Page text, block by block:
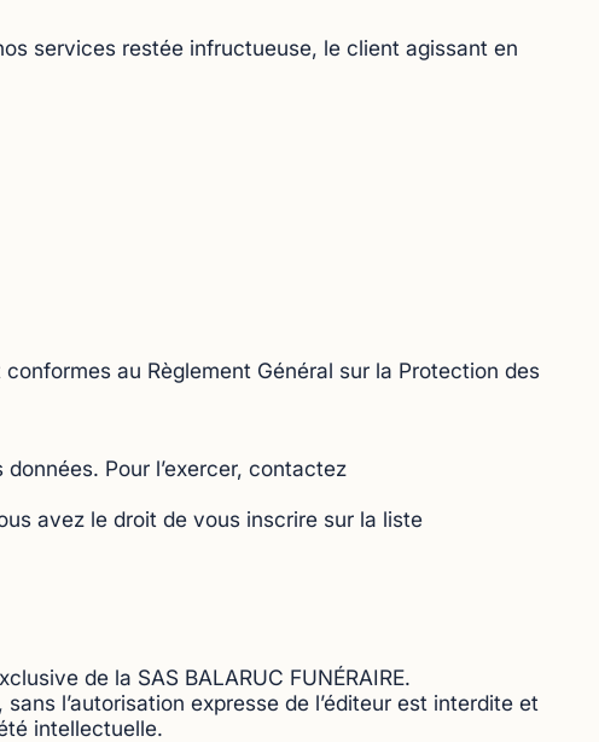
services restée infructueuse, le client agissant en
au Règlement Général sur la Protection des
Pour l’exercer, contactez
avez le droit de vous inscrire sur la liste
de la SAS BALARUC FUNÉRAIRE.
l’autorisation expresse de l’éditeur est interdite et
intellectuelle.